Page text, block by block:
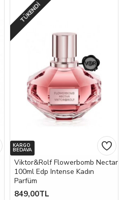
KARGO
BEDAVA
TÜKENDI
Viktor&Rolf Flowerbomb Nectar
100ml Edp Intense Kadın
Parfüm
849,00TL